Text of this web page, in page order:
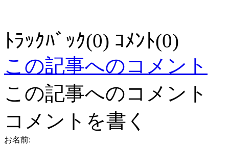
ﾄﾗｯｸﾊﾞｯｸ(0) ｺﾒﾝﾄ(0)
この記事へのコメント
この記事へのコメント
コメントを書く
お名前: